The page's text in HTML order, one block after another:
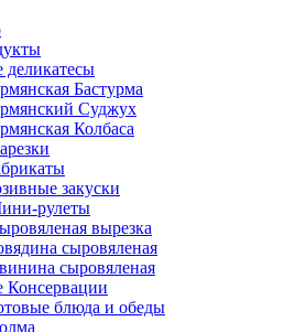
Бастурма
Суджух
Колбаса
закуски
рулеты
вырезка
сыровяленая
сыровяленая
блюда и обеды